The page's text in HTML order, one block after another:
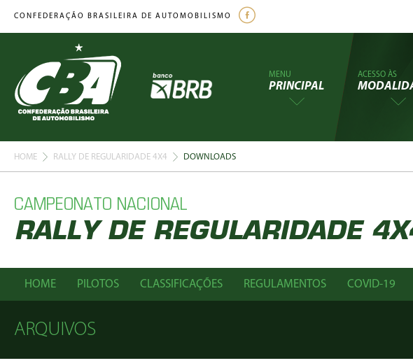
CONFEDERAÇÃO BRASILEIRA DE AUTOMOBILISMO
MENU
PRINCIPAL
ACESSO ÀS
HOME RALLY DE REGULARIDADE 4X4 DOWNLOADS
CAMPEONATO NACIONAL
RALLY DE REGULARIDADE
HOME PILOTOS CLASSIFICAÇÕES REGULAMENTOS COVID-19
ARQUIVOS